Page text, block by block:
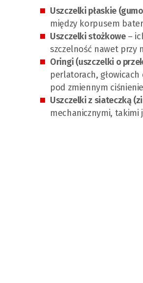
Uszczelki płaskie
między korpusem
Uszczelki stożkowe–
szczelność nawet przy
Oringi (uszczelki o
perlatorach,
pod zmiennym
Uszczelki z siateczką
mechanicznymi, takimi